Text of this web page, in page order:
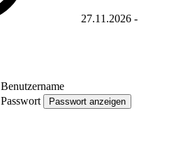
27.11.2026 -
Benutzername
Passwort
Passwort anzeigen